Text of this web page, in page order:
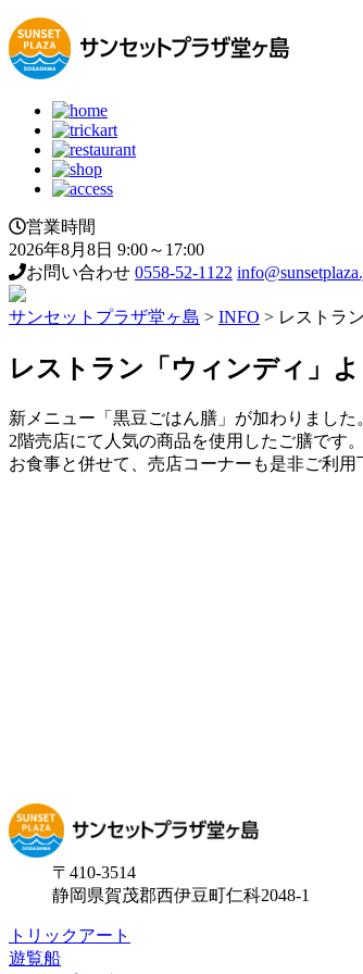
営業時間
2026年8月8日 9:00～17:00
お問い合わせ 0558-52-1122
サンセットプラザ堂ヶ島 > INFO > レストラ
レストラン「ウィンディ」
新メニュー「黒豆ごはん膳」が加わりました
2階売店にて人気の商品を使用したご膳です。
お食事と併せて、売店コーナーも是非ご利用
〒410-3514
静岡県賀茂郡西伊豆町仁科2048-1
トリックアート
遊覧船